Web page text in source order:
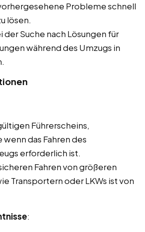
Probleme schnell
lösen.
Suche nach Lösungen für
während des Umzugs in
Führerscheins,
das Fahren des
erforderlich ist.
Fahren von größeren
Transportern oder LKWs ist von
: